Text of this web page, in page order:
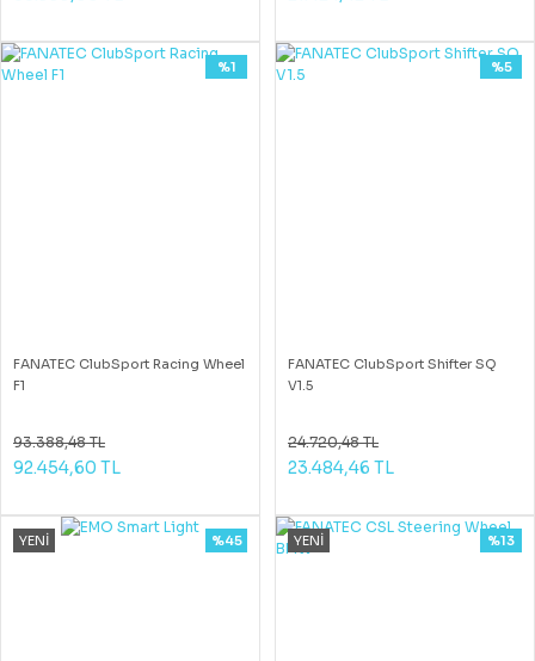
FANATEC ClubSport Racing Wheel
F1
%1
93.388,48 TL
92.454,60 TL
FANATEC ClubSport Shifter SQ
V1.5
%5
24.720,48 TL
23.484,46 TL
YENİ %45 YENİ %13